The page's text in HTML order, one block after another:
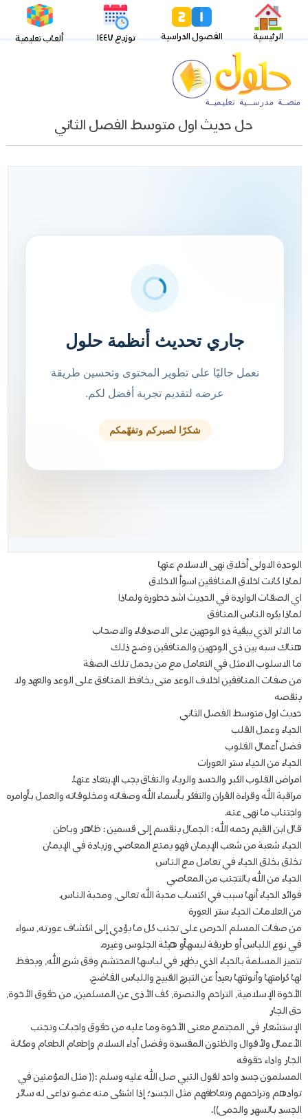
الرئيسية الفصول الدراسية توزيع ١٤٤٧ ألعاب تعليمية
حل حديث اول متوسط الفصل الثاني
الوحدة الاولى أخلاق نهى الاسلام عنها
لماذا كانت اخلاق المنافقين اسوأ الاخلاق
اي الصقات الواردة في الحديث اشد خطورة ولماذا
لماذا يكره الناس المنافق
ما الاثر الذي يبقية ذو الوجهين على الاصدقاء والاصحاب
هناك سبه بين ذي الوجهين والمنافقين وضح ذلك
ما الاسلوب الامثل في التعامل مع من يحمل تلك الصفة
من صفات المنافقين اخلاف الوعد متى يخافظ المنافق على الوعد والعهد ولا
ينقصه
حديث اول متوسط الفصل الثاني
الحياء وعمل القلب
فضل أعمال القلوب
الحياء من الحياء ستر العورات
امراض القلوب الكبر والحسد والرياء والنفاق يجب الإبتعاد عنها.
مراقبة الله وقراءة القران والتفكر بأسماء الله وصفاته ومخلوقاته والعمل بأوامره
واجتناب ما نهى عنه.
قال ابن القيم رحمه الله : الجمال ينقسم إلى قسمين : ظاهر وباطن
الحياء شعبة من شعب الإيمان فهو يمنع المعاصي وزيادة في الإيمان
تخلق بخلق الحياء في تعامل مع الناس
الحياء من الله بالتجنب من المعاصي
فوائد الحياء أنها سبب في اكتساب محبة الله تعالى, ومحبة الناس.
من العلامات الحياء ستر العورة
من صفات المسلم الحرص على تجنب كل ما يؤدي إلى انكشاف عورته, سواء
في نوع اللباس أو طريقة لبسهأو هيئة الجلوس وغيره.
تتميز المسلمة بالحياء الذي يظهر في لباسها المحتشم وفق شرع الله, ويحفظ
لها كرامتها وأنوثتها بعيدأ عن التبرج القبيح واللباس الفاضح.
الأخوة الإسلامية, التراحم والنصرة, كف الأذى عن المسلمين, من حقوق الأخوة,
حق الجار
الإستشعار في المجتمع معنى الأخوة وما عليه من حقوق واجبات وتجنب
الأعمال ولأقوال والظنون المفسدة وفضل أداء السلام وإطعام الطعام ومكانة
الجار واداء حقوقه
المسلمون جسد واحد لقول النبي صل الله عليه وسلم :(( مثل المؤمنين في
توادهم وتراحمهم وتعاطفهم مثل الجسد؛ إذا اشتكى منه عضو تداعى له سائر
الجسد بالسهر والحمى)).